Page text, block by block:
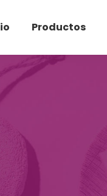
Productos